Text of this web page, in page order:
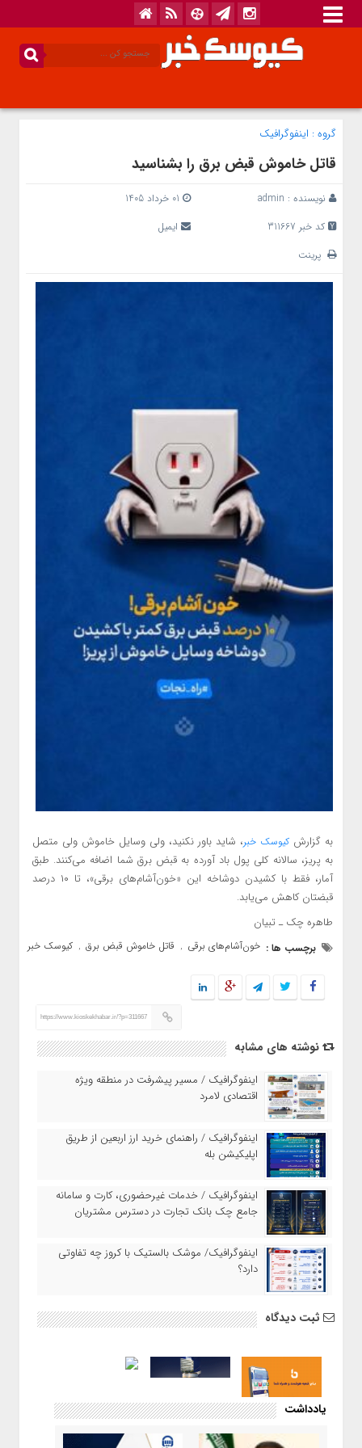
گروه : اینفوگرافیک
قاتل خاموش قبض برق را بشناسید
نویسنده : admin
کد خبر 311667
ایمیل
پرینت
به گزارش کیوسک خبر، شاید باور نکنید، ولی وسایل خاموش ولی متصل
به پریز، سالانه کلی پول باد آورده به قبض برق شما اضافه می‌کنند. طبق
آمار، فقط با کشیدن دوشاخه این «خون‌آشام‌های برقی»، تا ۱۰ درصد
قبضتان کاهش می‌یابد.
طاهره چک ـ تبیان
برچسب ها : خون‌آشام‌های برقی , قاتل خاموش قبض برق , کیوسک خبر
https://www.kioskekhabar.ir/?p=311667
نوشته های مشابه
اینفوگرافیک / مسیر پیشرفت در منطقه ویژه
اقتصادی لامرد
اینفوگرافیک / راهنمای خرید ارز اربعین از طریق
اپلیکیشن بله
اینفوگرافیک / خدمات غیرحضوری، کارت و سامانه
جامع چک بانک تجارت در دسترس مشتریان
اینفوگرافیک/ موشک بالستیک با کروز چه تفاوتی
دارد؟
ثبت دیدگاه
یادداشت